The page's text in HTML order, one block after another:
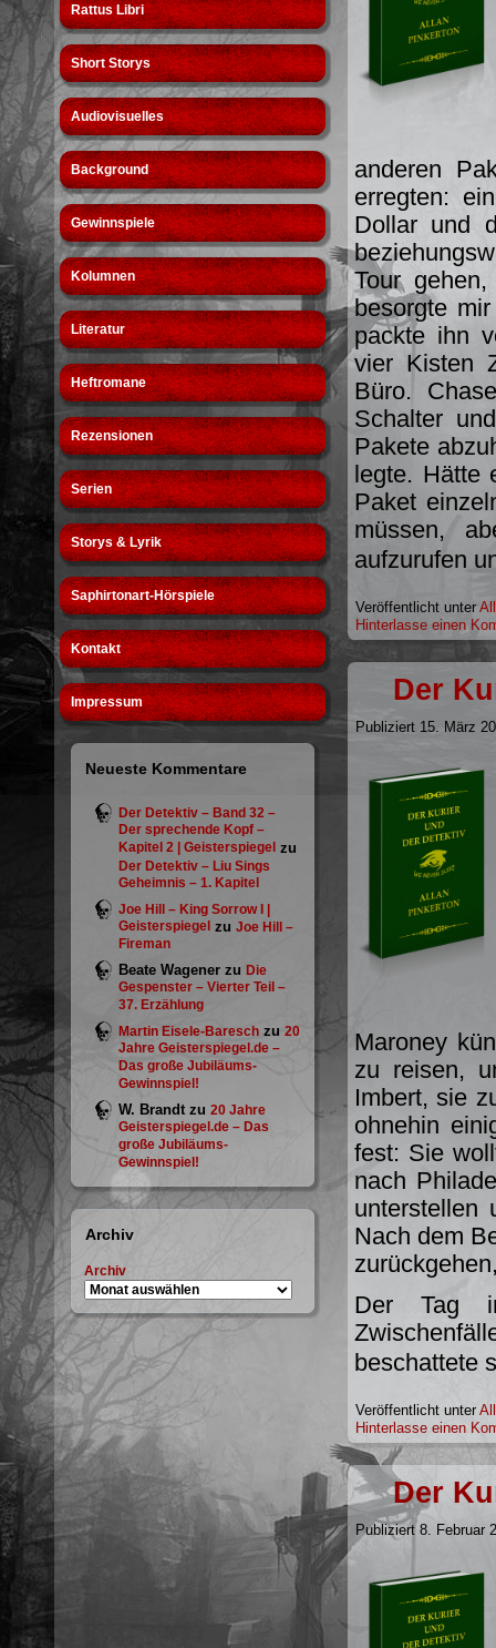
Rattus Libri
Short Storys
Audiovisuelles
Background
Gewinnspiele
Kolumnen
Literatur
Heftromane
Rezensionen
Serien
Storys & Lyrik
Saphirtonart-Hörspiele
Kontakt
Impressum
Neueste Kommentare
Der Detektiv – Band 32 –
Der sprechende Kopf –
Kapitel 2 | Geisterspiegel zu
Der Detektiv – Liu Sings
Geheimnis – 1. Kapitel
Joe Hill – King Sorrow I |
Geisterspiegel zu Joe Hill –
Fireman
Beate Wagener zu Die
Gespenster – Vierter Teil –
37. Erzählung
Martin Eisele-Baresch zu 20
Jahre Geisterspiegel.de –
Das große Jubiläums-
Gewinnspiel!
W. Brandt zu 20 Jahre
Geisterspiegel.de – Das
große Jubiläums-
Gewinnspiel!
Archiv
Archiv
anderen
erregten:
Dollar und
Tour
besorgte
packte ihn
vier Kisten
Büro.
Schalter
Pakete
legte. Hätte
Paket
müssen,
aufzurufen
Veröffentlicht unter
Hinterlasse einen
Der
Publiziert 15. März
Maroney
zu reisen,
Imbert, sie
ohnehin
fest: Sie
nach
unterstellen
Nach dem
Der Tag
beschattete
Veröffentlicht unter
Hinterlasse einen
Der
Publiziert 8. Februar